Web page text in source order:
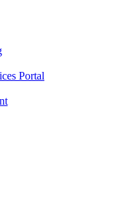
Portal